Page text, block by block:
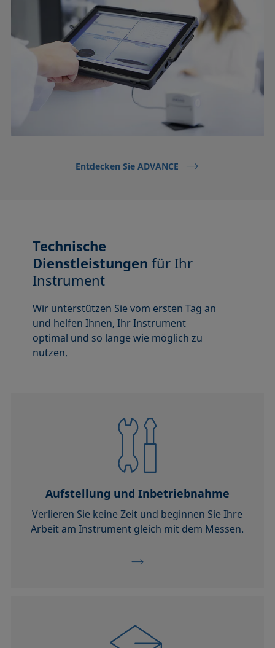
Entdecken Sie ADVANCE
Technische
Dienstleistungen für Ihr
Instrument
Wir unterstützen Sie vom ersten Tag an
und helfen Ihnen, Ihr Instrument
optimal und so lange wie möglich zu
nutzen.
Aufstellung und Inbetriebnahme
Verlieren Sie keine Zeit und beginnen Sie Ihre
Arbeit am Instrument gleich mit dem Messen.